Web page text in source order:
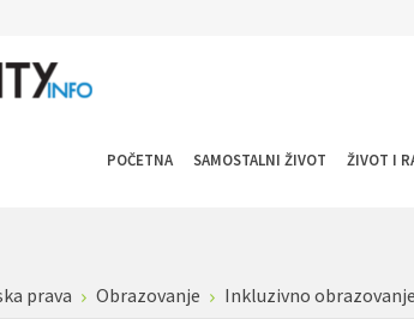
POČETNA SAMOSTALNI ŽIVOT ŽIVOT I
prava Obrazovanje Inkluzivno obrazovanje